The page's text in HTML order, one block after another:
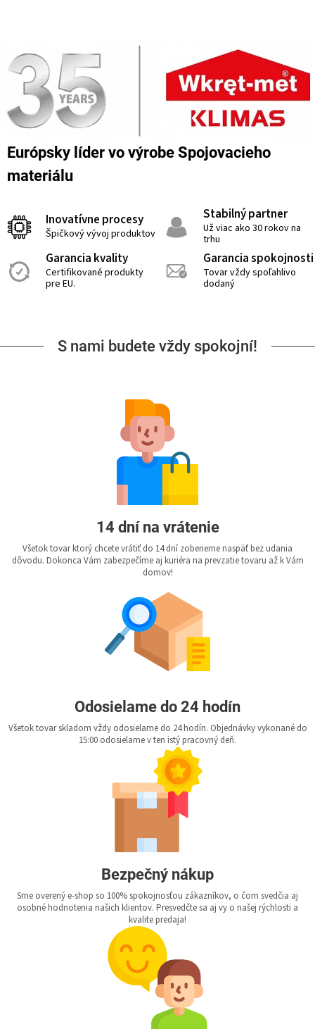
Európsky líder vo výrobe Spojovacieho
materiálu
Inovatívne procesy
Špičkový vývoj produktov
Stabilný partner
Už viac ako 30 rokov na
trhu
Garancia kvality
Certifikované produkty
pre EU.
Garancia spokojnosti
Tovar vždy spoľahlivo
dodaný
S nami budete vždy spokojní!
14 dní na vrátenie
Všetok tovar ktorý chcete vrátiť do 14 dní zoberieme naspäť bez udania
dôvodu. Dokonca Vám zabezpečíme aj kuriéra na prevzatie tovaru až k Vám
domov!
Odosielame do 24 hodín
Všetok tovar skladom vždy odosielame do 24 hodín. Objednávky vykonané do
15:00 odosielame v ten istý pracovný deň.
Bezpečný nákup
Sme overený e-shop so 100% spokojnosťou zákazníkov, o čom svedčia aj
osobné hodnotenia našich klientov. Presvedčte sa aj vy o našej rýchlosti a
kvalite predaja!